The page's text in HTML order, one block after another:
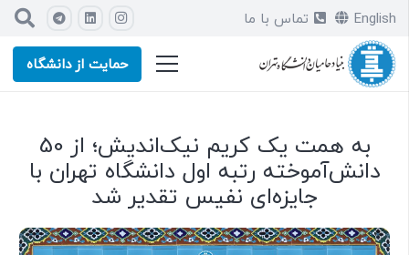
English
تماس با ما
حمایت از دانشگاه
به همت یک کریم نیک‌اندیش؛ از 50
دانش‌آموخته رتبه اول دانشگاه تهران با
جایزه‌ای نفیس تقدیر شد